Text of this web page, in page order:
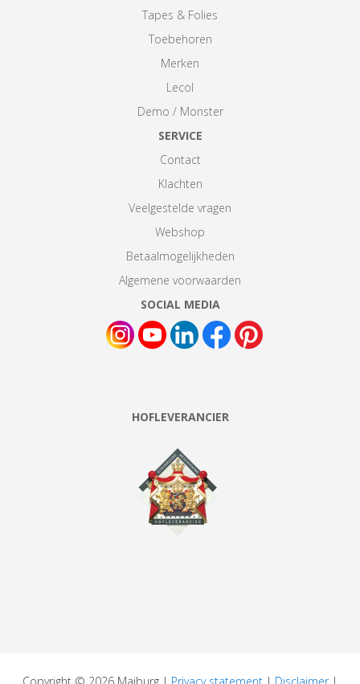
Tapes & Folies
Toebehoren
Merken
Lecol
Demo / Monster
SERVICE
Contact
Klachten
Veelgestelde vragen
Webshop
Betaalmogelijkheden
Algemene voorwaarden
SOCIAL MEDIA
HOFLEVERANCIER